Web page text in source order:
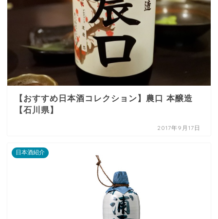
【おすすめ日本酒コレクション】農口 本醸造
【石川県】
2017年9月17日
日本酒紹介